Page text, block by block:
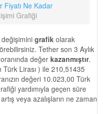
Fiyatı Ne Kadar
Grafiği
grafik olarak
Tether son 3 Aylık
oranında değer kazanmıştır.
Lirası ) ile 210,51435
değeri 10.023,00 Türk
yardımıyla geçen süre
veya azalışların ne zaman